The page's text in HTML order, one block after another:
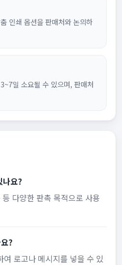
인쇄 옵션을 판매처와 논의하
일 소요될 수 있으며, 판매처
나요?
다양한 판촉 목적으로 사용
?
로고나 메시지를 넣을 수 있